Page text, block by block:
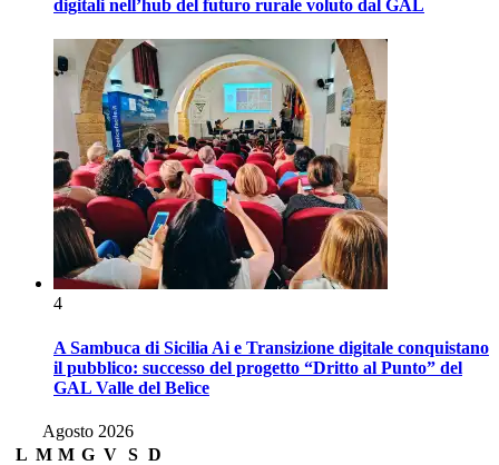
digitali nell’hub del futuro rurale voluto dal GAL
4
A Sambuca di Sicilia Ai e Transizione digitale conquistano
il pubblico: successo del progetto “Dritto al Punto” del
GAL Valle del Belìce
Agosto 2026
L M M G V S D